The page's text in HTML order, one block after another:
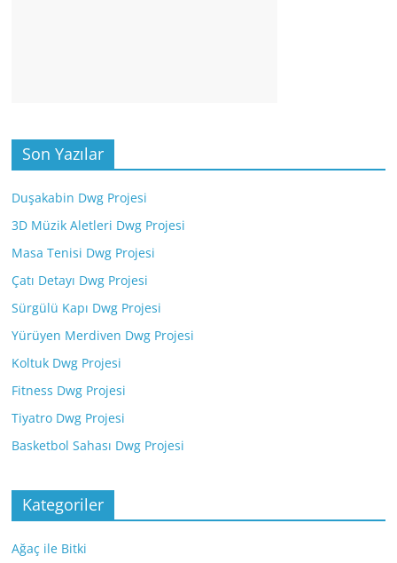
Son Yazılar
Duşakabin Dwg Projesi
3D Müzik Aletleri Dwg Projesi
Masa Tenisi Dwg Projesi
Çatı Detayı Dwg Projesi
Sürgülü Kapı Dwg Projesi
Yürüyen Merdiven Dwg Projesi
Koltuk Dwg Projesi
Fitness Dwg Projesi
Tiyatro Dwg Projesi
Basketbol Sahası Dwg Projesi
Kategoriler
Ağaç ile Bitki